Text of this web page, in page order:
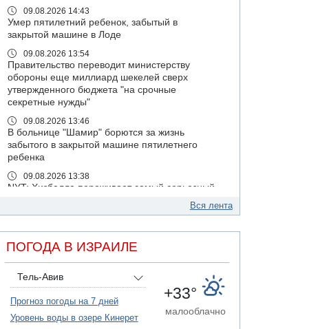
09.08.2026 14:43
Умер пятилетний ребенок, забытый в
закрытой машине в Лоде
09.08.2026 13:54
Правительство переводит министерству
обороны еще миллиард шекелей сверх
утвержденного бюджета "на срочные
секретные нужды"
09.08.2026 13:46
В больнице "Шамир" борются за жизнь
забытого в закрытой машине пятилетнего
ребенка
09.08.2026 13:38
NYT: Хизбалла переживает самый серьезный
Трагедия в Мексике: четырехлетний
израильский ребенок утонул, упав в бассейн
09.08.2026 08:30
Авиакомпания Air Canada вновь отсрочила
возвращение в Израиль
08.08.2026 14:43
Тело мужчины обнаружено сегодня на
Вся лента
ПОГОДА В ИЗРАИЛЕ
Тель-Авив
Прогноз погоды на 7 дней
Уровень воды в озере Кинерет
+33°
малооблачно